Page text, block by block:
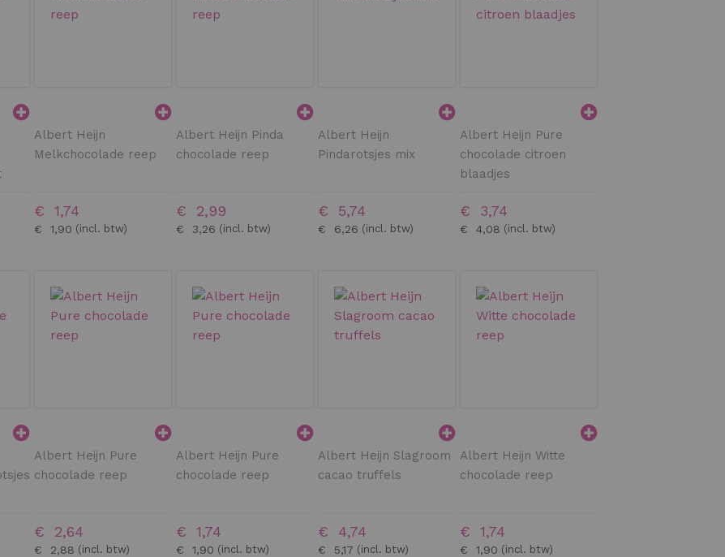
Albert Heijn
Melkchocolade reep
€ 1,90
€ 1,74
Albert Heijn Pinda
chocolade reep
€ 3,26
€ 2,99
Albert Heijn
Pindarotsjes mix
€ 6,26
€ 5,74
Albert Heijn Pure
chocolade citroen
blaadjes
€ 4,08
€ 3,74
Albert Heijn Pure
chocolade reep
€ 2,88
€ 2,64
Albert Heijn Pure
chocolade reep
€ 1,90
€ 1,74
Albert Heijn Slagroom
cacao truffels
€ 5,17
€ 4,74
Albert Heijn Witte
chocolade reep
€ 1,90
€ 1,74